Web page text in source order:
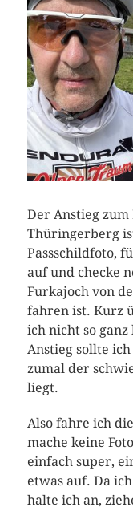
Der Anstieg zum
Thüringerberg
Passschildfoto,
auf und checke
Furkajoch von
fahren ist. Kurz
ich nicht so ganz
Anstieg sollte
zumal der
liegt.
Also fahre ich
mache keine
einfach super,
etwas auf. Da
halte ich an,